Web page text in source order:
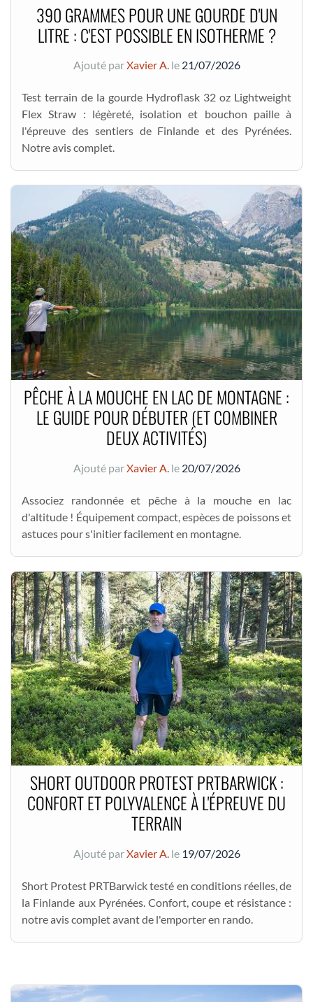
390 GRAMMES POUR UNE GOURDE D'UN
LITRE : C'EST POSSIBLE EN ISOTHERME ?
Ajouté parXavier A.le 21/07/2026
Test terrain de la gourde Hydroflask 32 oz Lightweight
Flex Straw : légèreté, isolation et bouchon paille à
l'épreuve des sentiers de Finlande et des Pyrénées.
Notre avis complet.
PÊCHE À LA MOUCHE EN LAC DE MONTAGNE :
LE GUIDE POUR DÉBUTER (ET COMBINER
DEUX ACTIVITÉS)
Ajouté parXavier A. le 20/07/2026
Associez randonnée et pêche à la mouche en lac
d'altitude ! Équipement compact, espèces de poissons et
astuces pour s'initier facilement en montagne.
SHORT OUTDOOR PROTEST PRTBARWICK :
CONFORT ET POLYVALENCE À L'ÉPREUVE DU
TERRAIN
Ajouté parXavier A. le 19/07/2026
Short Protest PRTBarwick testé en conditions réelles, de
la Finlande aux Pyrénées. Confort, coupe et résistance :
notre avis complet avant de l'emporter en rando.